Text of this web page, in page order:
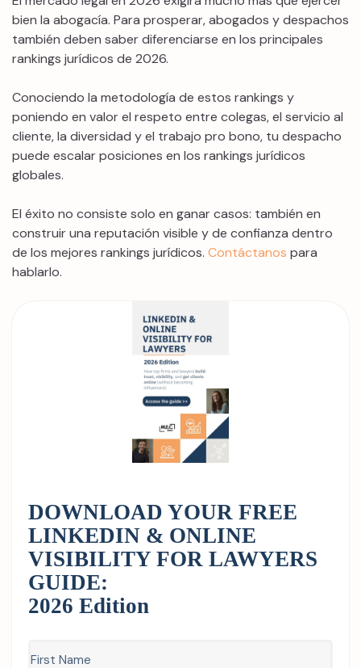
bien la abogacía. Para prosperar, abogados y despachos
también deben saber diferenciarse en los principales
rankings jurídicos de 2026.
Conociendo la metodología de estos rankings y
poniendo en valor el respeto entre colegas, el servicio al
cliente, la diversidad y el trabajo pro bono, tu despacho
puede escalar posiciones en los rankings jurídicos
globales.
El éxito no consiste solo en ganar casos: también en
construir una reputación visible y de confianza dentro
de los mejores rankings jurídicos. Contáctanos para
hablarlo.
DOWNLOAD YOUR FREE
LINKEDIN & ONLINE
VISIBILITY FOR LAWYERS
GUIDE:
2026 Edition